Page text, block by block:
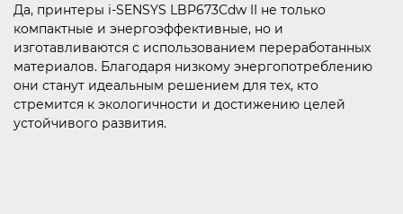
Да, принтеры i-SENSYS LBP673Cdw II не только
компактные и энергоэффективные, но и
изготавливаются с использованием переработанных
материалов. Благодаря низкому энергопотреблению
они станут идеальным решением для тех, кто
стремится к экологичности и достижению целей
устойчивого развития.